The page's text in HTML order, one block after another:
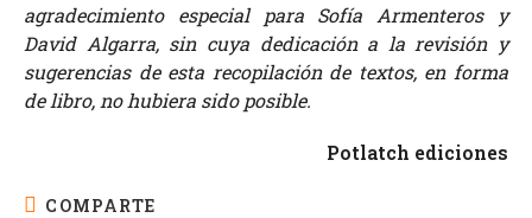
agradecimiento especial para Sofía Armenteros y
David Algarra, sin cuya dedicación a la revisión y
sugerencias de esta recopilación de textos, en forma
de libro, no hubiera sido posible.
Potlatch ediciones
COMPARTE